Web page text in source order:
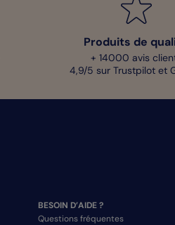
Produits de
+ 14000 avis
4,9/5 sur Trustpilot et
BESOIN D’AIDE ?
Questions fréquentes